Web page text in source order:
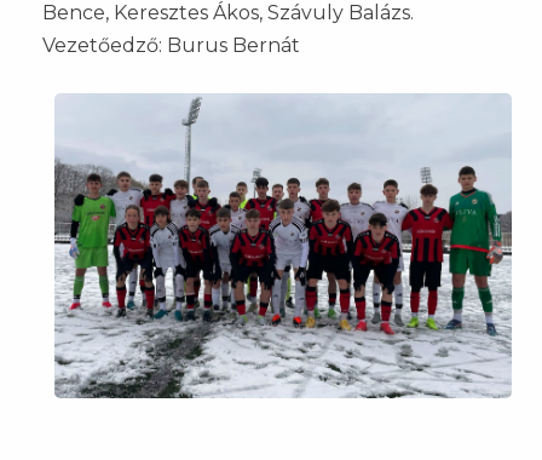
Bence, Keresztes Ákos, Szávuly Balázs.
Vezetőedző: Burus Bernát